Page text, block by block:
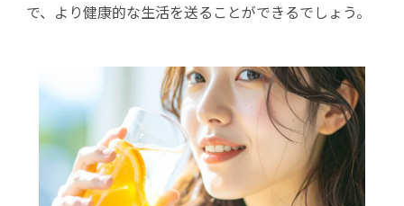
で、より健康的な生活を送ることができるでしょう。